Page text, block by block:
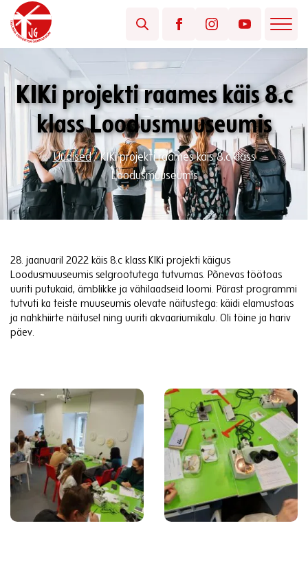
KIKi projekti raames käis 8.c
klass Loodusmuuseumis
Uudised/KIKi projekti raames käis 8.c klass
Loodusmuuseumis
28. jaanuaril 2022 käis 8.c klass KIKi projekti käigus
Loodusmuuseumis selgrootutega tutvumas. Põnevas töötoas
uuriti putukaid, ämblikke ja vähilaadseid loomi. Pärast programmi
tutvuti ka teiste muuseumis olevate näitustega: käidi elamustoas
ja nahkhiirte näitusel ning uuriti akvaariumikalu. Oli töine ja hariv
päev.